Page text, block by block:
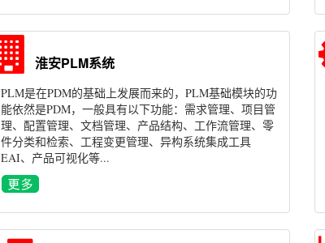
淮安PLM系统
PLM是在PDM的基础上发展而来的，PLM基础模块的功
能依然是PDM，一般具有以下功能：需求管理、项目管
理、配置管理、文档管理、产品结构、工作流管理、零
件分类和检索、工程变更管理、异构系统集成工具
EAI、产品可视化等...